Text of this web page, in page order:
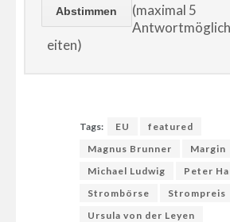
(maximal 5
eiten)
Tags: EU
featured
Magnus Brunner
Margin
Michael Ludwig
Peter
Strombörse
Strompreis
Ursula von der Leyen